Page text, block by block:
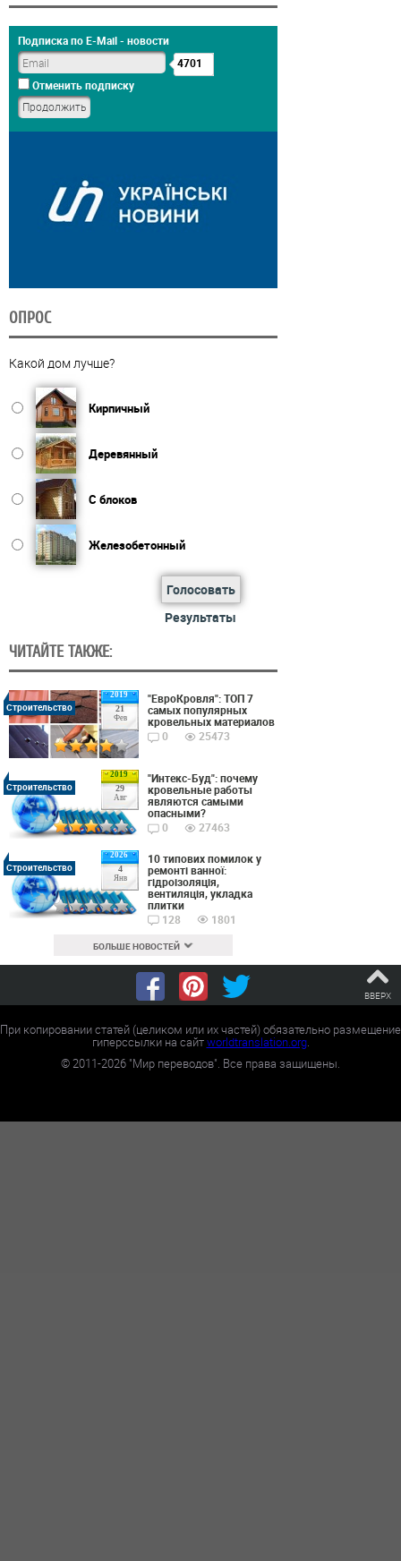
Подписка по E-Mail - новости
4701
Отменить подписку
ОПРОС
Какой дом лучше?
Кирпичный
Деревянный
С блоков
Железобетонный
Голосовать
Результаты
ЧИТАЙТЕ ТАКЖЕ:
2019
21
Фев
Строительство
"ЕвроКровля": ТОП 7
самых популярных
кровельных материалов
0
25473
2019
29
Авг
Строительство
"Интекс-Буд": почему
кровельные работы
являются самыми
опасными?
0
27463
2026
4
Янв
Строительство
10 типових помилок у
ремонті ванної:
гідроізоляція,
вентиляція, укладка
плитки
128
1801
БОЛЬШЕ НОВОСТЕЙ
ВВЕРХ
При копировании статей (целиком или их частей) обязательно размещение
гиперссылки на сайтworldtranslation.org.
©2011-2026 "Мир переводов". Все права защищены.